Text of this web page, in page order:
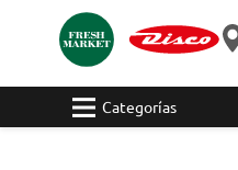
Categorías